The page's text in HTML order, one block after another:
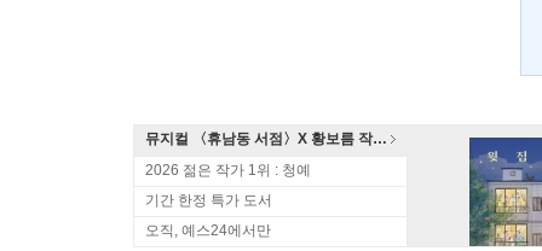
뮤지컬 〈휴남동 서점〉X 황보름 작가 북토크
2026 젊은 작가 1위 : 청예
기간 한정 특가 도서
오직, 예스24에서만